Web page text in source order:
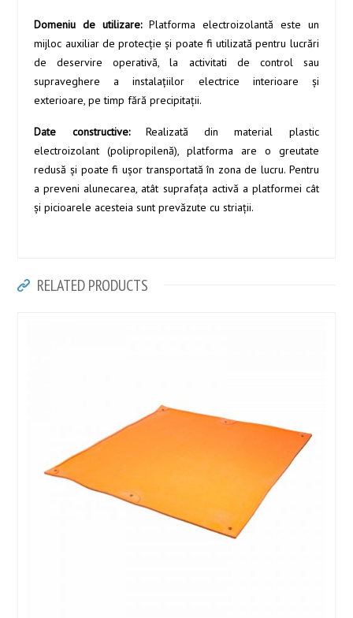
Domeniu de utilizare: Platforma electroizolantă este un
mijloc auxiliar de protecţie şi poate fi utilizată pentru lucrări
de deservire operativă, la activitati de control sau
supraveghere a instalaţiilor electrice interioare şi
exterioare, pe timp fără precipitaţii.
Date constructive:Realizată din material plastic
electroizolant (polipropilenă), platforma are o greutate
redusă şi poate fi uşor transportată în zona de lucru. Pentru
a preveni alunecarea, atât suprafaţa activă a platformei cât
şi picioarele acesteia sunt prevăzute cu striaţii.
RELATED PRODUCTS